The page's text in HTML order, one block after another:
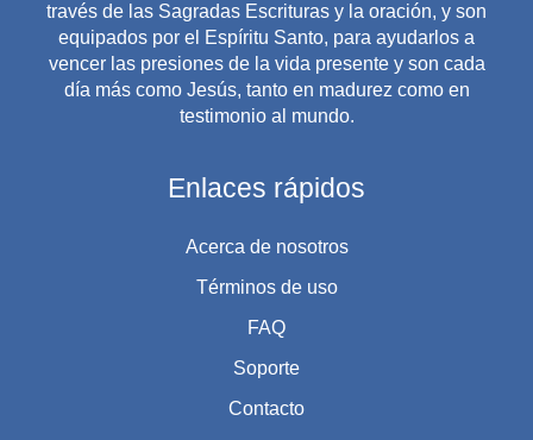
través de las Sagradas Escrituras y la oración, y son
equipados por el Espíritu Santo, para ayudarlos a
vencer las presiones de la vida presente y son cada
día más como Jesús, tanto en madurez como en
testimonio al mundo.
Enlaces rápidos
Acerca de nosotros
Términos de uso
FAQ
Soporte
Contacto